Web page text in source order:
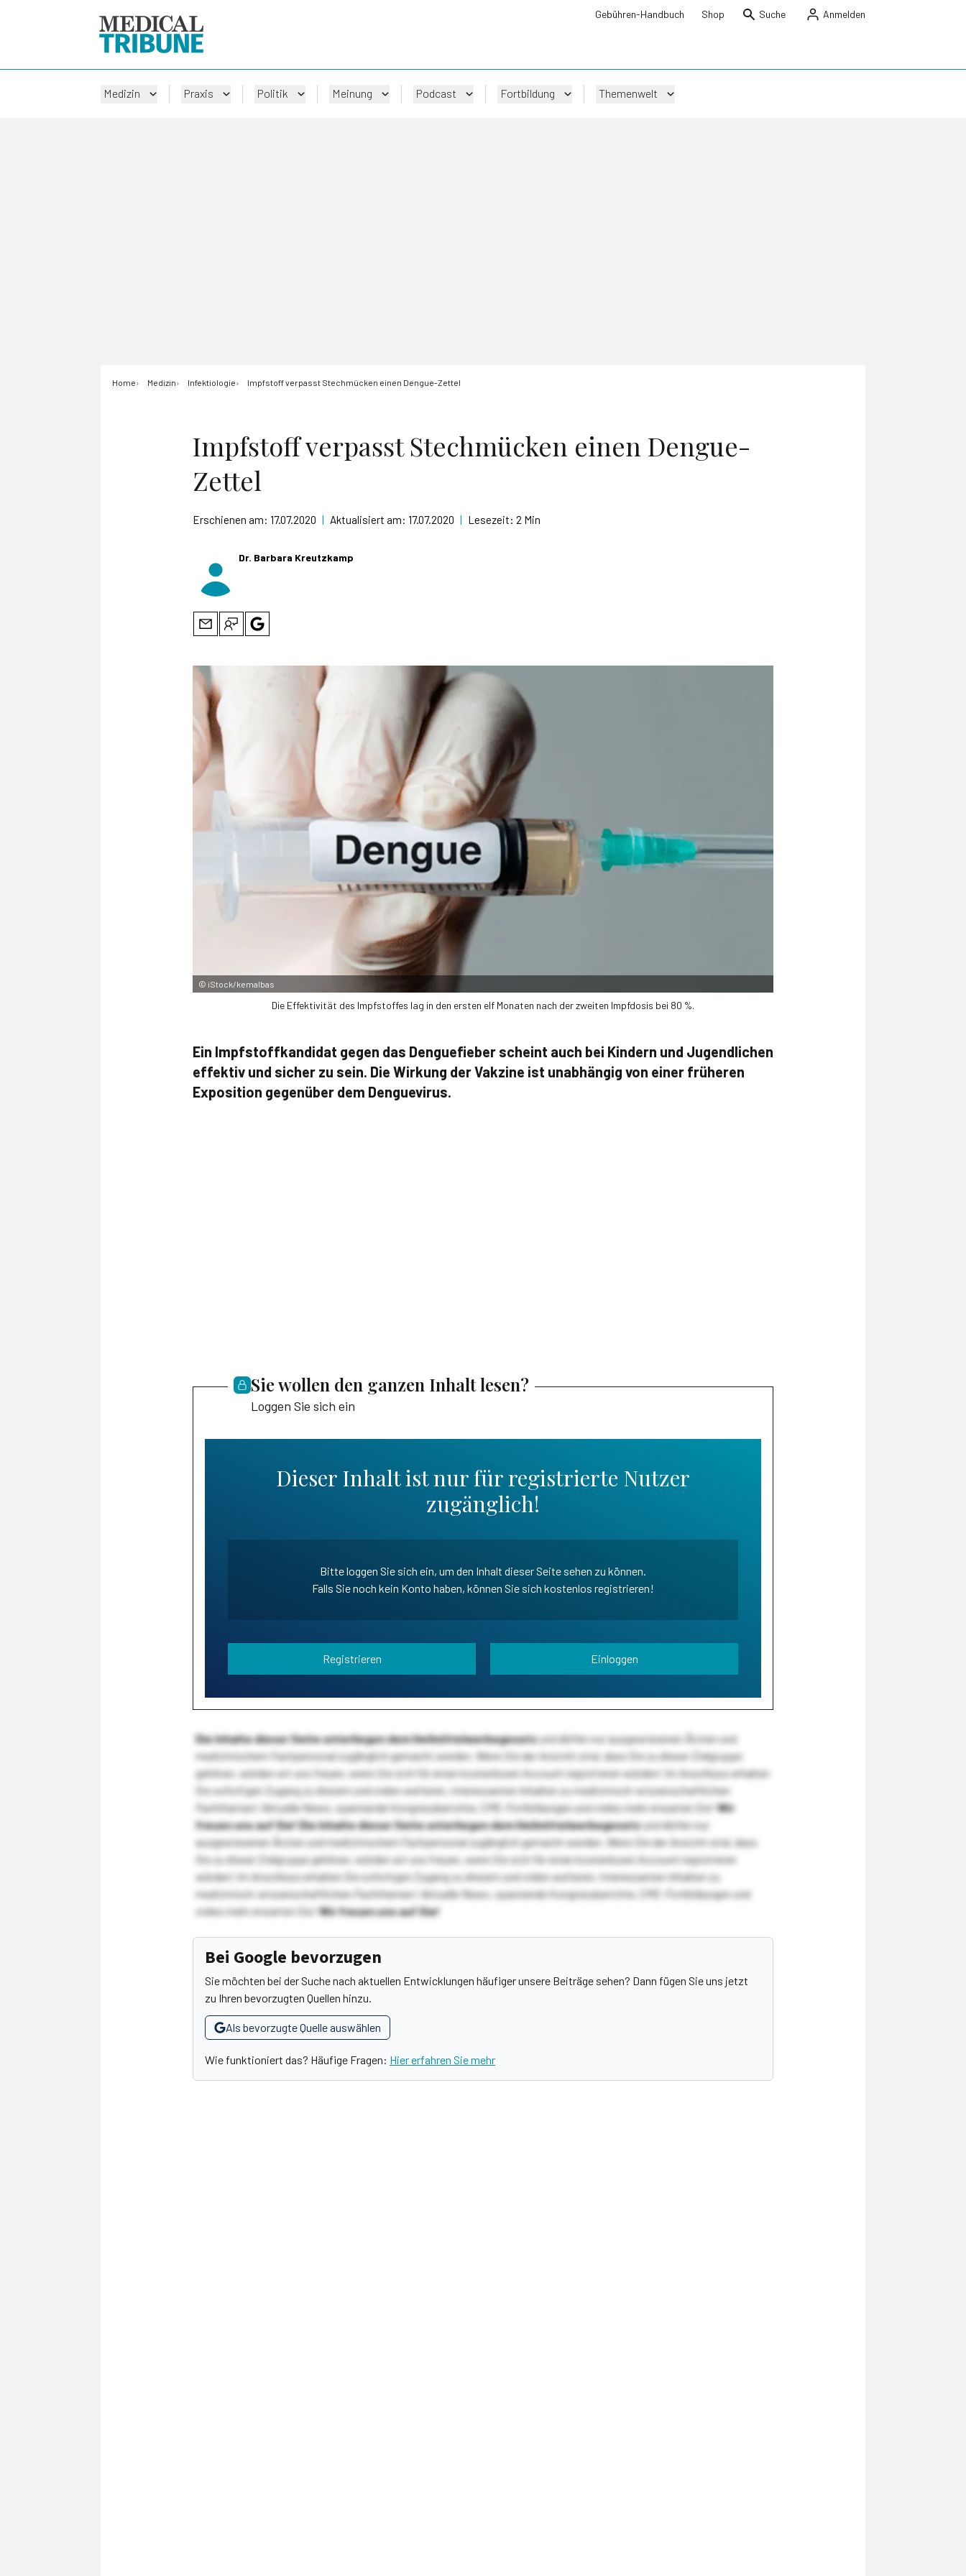
Gebühren-Handbuch Shop Suche Anmelden
Medizin Praxis Politik Meinung Podcast Fortbildung Themenwelt
Home Medizin Infektiologie Impfstoff verpasst Stechmücken einen Dengue-Zettel
Impfstoff verpasst Stechmücken einen Dengue-
Zettel
Erschienen am: 17.07.2020 | Aktualisiert am: 17.07.2020 | Lesezeit: 2 Min
Dr. Barbara Kreutzkamp
© iStock/kemalbas
Die Effektivität des Impfstoffes lag in den ersten elf Monaten nach der zweiten Impfdosis bei 80 %.
Ein Impfstoffkandidat gegen das Denguefieber scheint auch bei Kindern und Jugendlichen
effektiv und sicher zu sein. Die Wirkung der Vakzine ist unabhängig von einer früheren
Exposition gegenüber dem Denguevirus.
Sie wollen den ganzen Inhalt lesen?
Loggen Sie sich ein
Dieser Inhalt ist nur für registrierte Nutzer
zugänglich!
Bitte loggen Sie sich ein, um den Inhalt dieser Seite sehen zu können.
Falls Sie noch kein Konto haben, können Sie sich kostenlos registrieren!
Registrieren Einloggen
Die Inhalte dieser Seite unterliegen dem Heilmittelwerbegesetzund dürfen nur ausgewiesenen Ärzten und
medizinischem Fachpersonal zugänglich gemacht werden. Wenn Sie der Ansicht sind, dass Sie zu dieser Zielgruppe
gehören, würden wir uns freuen, wenn Sie sich für einen kostenlosen Account registrieren würden! Im Anschluss erhalten
Sie sofortigen Zugang zu diesem und vielen weiteren, interessanten Inhalten zu medizinisch-wissenschaftlichen
Fachthemen! Aktuelle News, spannende Kongressberichte, CME-Fortbildungen und vieles mehr erwarten Sie!Wir
freuen uns auf Sie!Die Inhalte dieser Seite unterliegen dem Heilmittelwerbegesetzund dürfen nur
ausgewiesenen Ärzten und medizinischem Fachpersonal zugänglich gemacht werden. Wenn Sie der Ansicht sind, dass
Sie zu dieser Zielgruppe gehören, würden wir uns freuen, wenn Sie sich für einen kostenlosen Account registrieren
würden! Im Anschluss erhalten Sie sofortigen Zugang zu diesem und vielen weiteren, interessanten Inhalten zu
medizinisch-wissenschaftlichen Fachthemen! Aktuelle News, spannende Kongressberichte, CME-Fortbildungen und
vieles mehr erwarten Sie!Wir freuen uns auf Sie!
Bei Google bevorzugen
Sie möchten bei der Suche nach aktuellen Entwicklungen häufiger unsere Beiträge sehen? Dann fügen Sie uns jetzt
zu Ihren bevorzugten Quellen hinzu.
Als bevorzugte Quelle auswählen
Wie funktioniert das? Häufige Fragen: Hier erfahren Sie mehr